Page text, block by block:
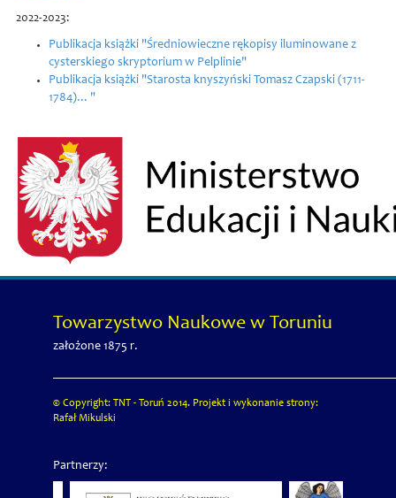
2022-2023:
Publikacja książki "Średniowieczne rękopisy iluminowane z
cysterskiego skryptorium w Pelplinie"
Publikacja książki "Starosta knyszyński Tomasz Czapski (1711-
1784)... "
Towarzystwo Naukowe w Toruniu
założone 1875 r.
© Copyright: TNT - Toruń 2014. Projekt i wykonanie strony:
Rafał Mikulski
Partnerzy: